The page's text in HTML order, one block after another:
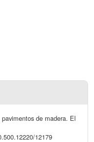
de madera. El
12179